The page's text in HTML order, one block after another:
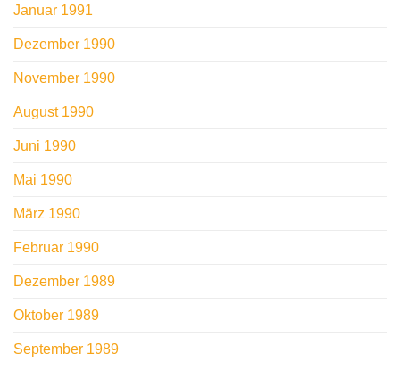
Januar 1991
Dezember 1990
November 1990
August 1990
Juni 1990
Mai 1990
März 1990
Februar 1990
Dezember 1989
Oktober 1989
September 1989